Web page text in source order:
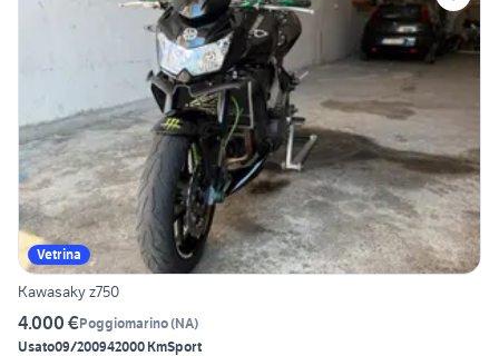
Vetrina
Kawasaky z750
4.000 €Poggiomarino(NA)
Usato09/200942000 KmSport